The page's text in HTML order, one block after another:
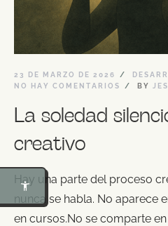
23 DE MARZO DE 2026
NO HAY COMENTARIOS
BY
La soledad
creativo
Hay una parte del proceso
nunca se habla. No aparece
en cursos.No se comparte
Modo Foco
Lectura para
Bionic Reading